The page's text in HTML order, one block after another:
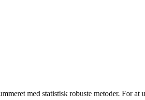
med statistisk robuste metoder. For